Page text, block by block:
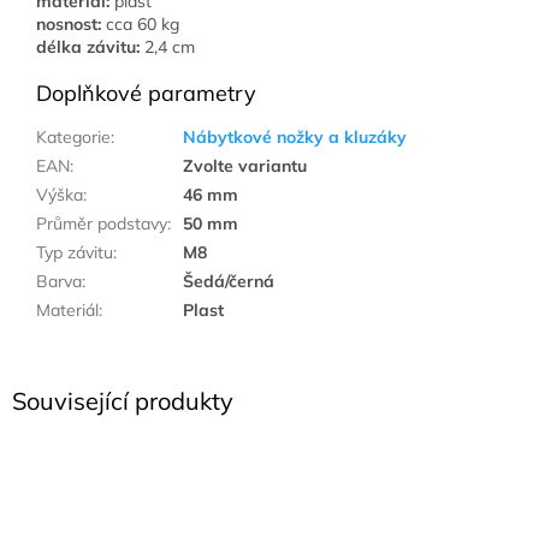
Související produkty
nosnost: cca 60 kg
délka závitu: 2,4 cm
Doplňkové parametry
Kategorie:
Nábytkové nožky a kluzáky
EAN:
Zvolte variantu
Výška:
46 mm
Průměr podstavy:
50 mm
Typ závitu:
M8
Barva:
Šedá/černá
Materiál: Plast